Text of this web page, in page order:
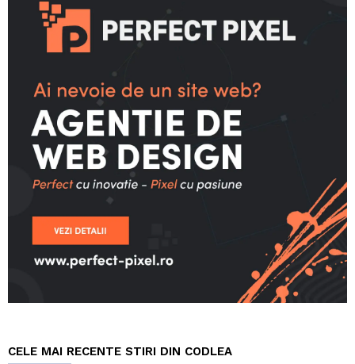
CELE MAI RECENTE STIRI DIN CODLEA